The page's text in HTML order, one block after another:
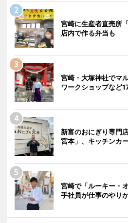
宮崎に生産者直売所
店内で作る弁当も
宮崎・大塚神社でマ
ワークショップなど
新富のおにぎり専門
宮本」、キッチンカ
宮崎で「ルーキー・
手社員が仕事のやり